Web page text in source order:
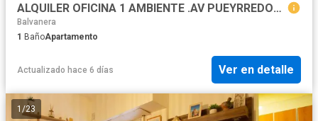
ALQUILER OFICINA 1 AMBIENTE .AV PUEYRREDON 400
Balvanera
1 BañoApartamento
Actualizado hace 6 días Ver en detalle
1 /23